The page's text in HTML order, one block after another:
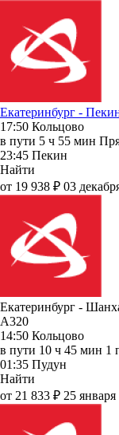
Екатеринбург -
17:50 Кольцово
в пути 5 ч 55 мин
23:45 Пекин
Найти
от 19 938 ₽ 03
Екатеринбург -
A320
14:50 Кольцово
в пути 10 ч 45 мин 1
01:35 Пудун
Найти
от 21 833 ₽ 25